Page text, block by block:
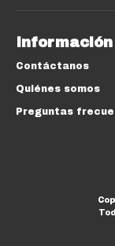
Información
Contáctanos
Quiénes somos
Preguntas